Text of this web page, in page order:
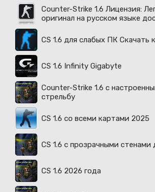
Counter-Strike 1.6 Лицензия:
оригинал на русском языке
CS 1.6 для слабых ПК Скачать
CS 1.6 Infinity Gigabyte
Counter-Strike 1.6 с
стрельбу
CS 1.6 со всеми картами 2025
CS 1.6 с прозрачными стенами
CS 1.6 2026 года